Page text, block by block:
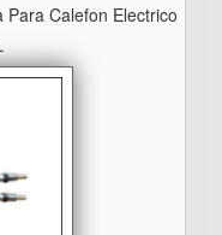
Para Calefon Electrico